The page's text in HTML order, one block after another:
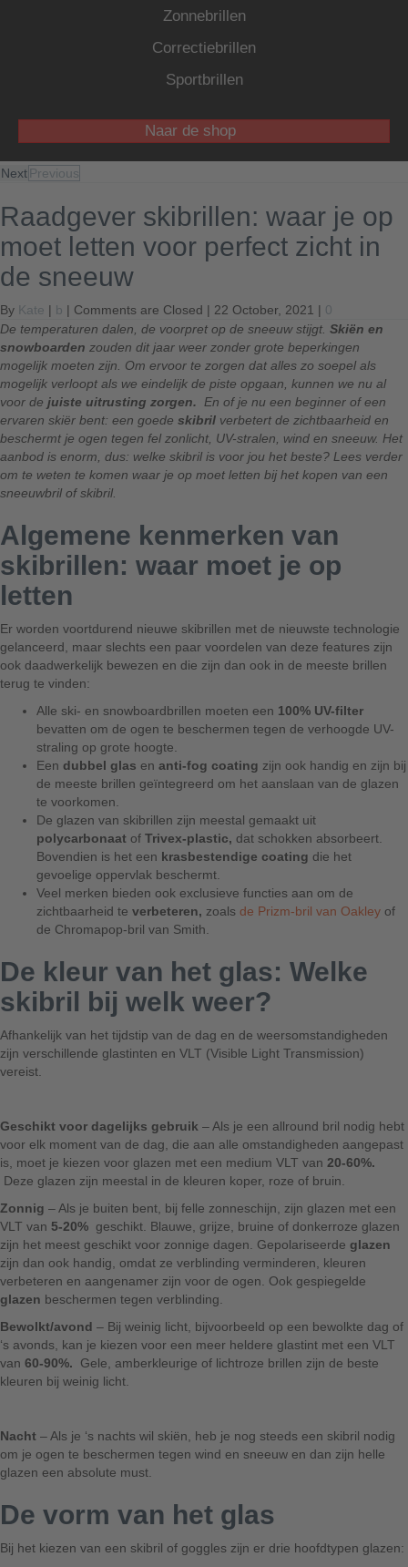
Zonnebrillen
Correctiebrillen
Sportbrillen
Naar de shop
NextPrevious
Raadgever skibrillen: waar je op
moet letten voor perfect zicht in
de sneeuw
By Kate | b | Comments are Closed | 22 October, 2021 | 0
De temperaturen dalen, de voorpret op de sneeuw stijgt. Skiën en
snowboarden zouden dit jaar weer zonder grote beperkingen
mogelijk moeten zijn. Om ervoor te zorgen dat alles zo soepel als
mogelijk verloopt als we eindelijk de piste opgaan, kunnen we nu al
voor de juiste uitrusting zorgen.
En of je nu een beginner of een
ervaren skiër bent: een goede skibril verbetert de zichtbaarheid en
beschermt je ogen tegen fel zonlicht, UV-stralen, wind en sneeuw. Het
aanbod is enorm, dus: welke skibril is voor jou het beste? Lees verder
om te weten te komen waar je op moet letten bij het kopen van een
sneeuwbril of skibril.
Algemene kenmerken van
skibrillen: waar moet je op
letten
Er worden voortdurend nieuwe skibrillen met de nieuwste technologie
gelanceerd, maar slechts een paar voordelen van deze features zijn
ook daadwerkelijk bewezen en die zijn dan ook in de meeste brillen
terug te vinden:
Alle ski- en snowboardbrillen moeten een 100% UV-filter
bevatten om de ogen te beschermen tegen de verhoogde UV-
straling op grote hoogte.
Een dubbel glas en anti-fog coating zijn ook handig en zijn bij
de meeste brillen geïntegreerd om het aanslaan van de glazen
te voorkomen.
De glazen van skibrillen zijn meestal gemaakt uit
polycarbonaat of Trivex-plastic, dat schokken absorbeert.
Bovendien is het een krasbestendige coating die het
gevoelige oppervlak beschermt.
Veel merken bieden ook exclusieve functies aan om de
zichtbaarheid te verbeteren, zoals de Prizm-bril van Oakley of
de Chromapop-bril van Smith.
De kleur van het glas: Welke
skibril bij welk weer?
Afhankelijk van het tijdstip van de dag en de weersomstandigheden
zijn verschillende glastinten en VLT (Visible Light Transmission)
vereist.
Geschikt voor dagelijks gebruik – Als je een allround bril nodig hebt
voor elk moment van de dag, die aan alle omstandigheden aangepast
is, moet je kiezen voor glazen met een medium VLT van 20-60%.
Deze glazen zijn meestal in de kleuren koper, roze of bruin.
Zonnig – Als je buiten bent, bij felle zonneschijn, zijn glazen met een
VLT van 5-20% geschikt. Blauwe, grijze, bruine of donkerroze glazen
zijn het meest geschikt voor zonnige dagen. Gepolariseerde glazen
zijn dan ook handig, omdat ze verblinding verminderen, kleuren
verbeteren en aangenamer zijn voor de ogen. Ook gespiegelde
glazen beschermen tegen verblinding.
Bewolkt/avond – Bij weinig licht, bijvoorbeeld op een bewolkte dag of
‘s avonds, kan je kiezen voor een meer heldere glastint met een VLT
van 60-90%. Gele, amberkleurige of lichtroze brillen zijn de beste
kleuren bij weinig licht.
Nacht – Als je ‘s nachts wil skiën, heb je nog steeds een skibril nodig
om je ogen te beschermen tegen wind en sneeuw en dan zijn helle
glazen een absolute must.
De vorm van het glas
Bij het kiezen van een skibril of goggles zijn er drie hoofdtypen glazen: